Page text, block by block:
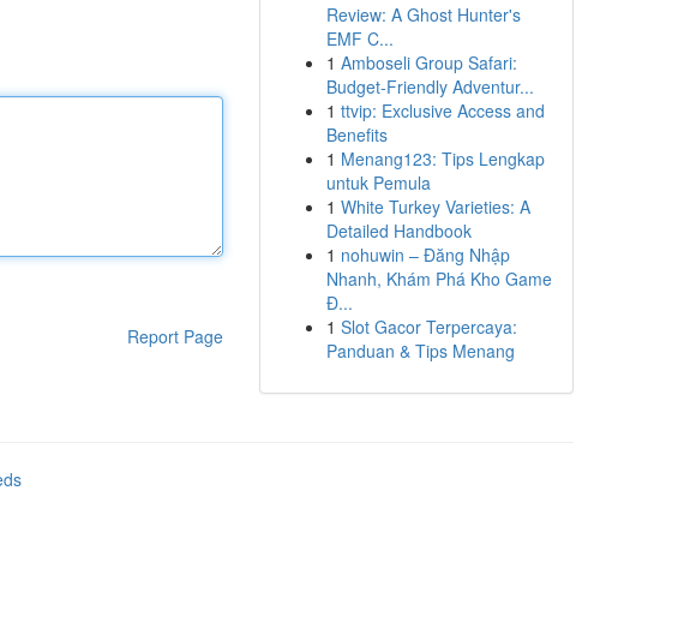
Report Page
Review: A Ghost Hunter's
EMF C...
1 Amboseli Group Safari:
Budget-Friendly Adventur...
1 ttvip: Exclusive Access and
Benefits
1 Menang123: Tips Lengkap
untuk Pemula
1 White Turkey Varieties: A
Detailed Handbook
1 nohuwin – Đăng Nhập
Nhanh, Khám Phá Kho Game
Đ...
1 Slot Gacor Terpercaya:
Panduan & Tips Menang